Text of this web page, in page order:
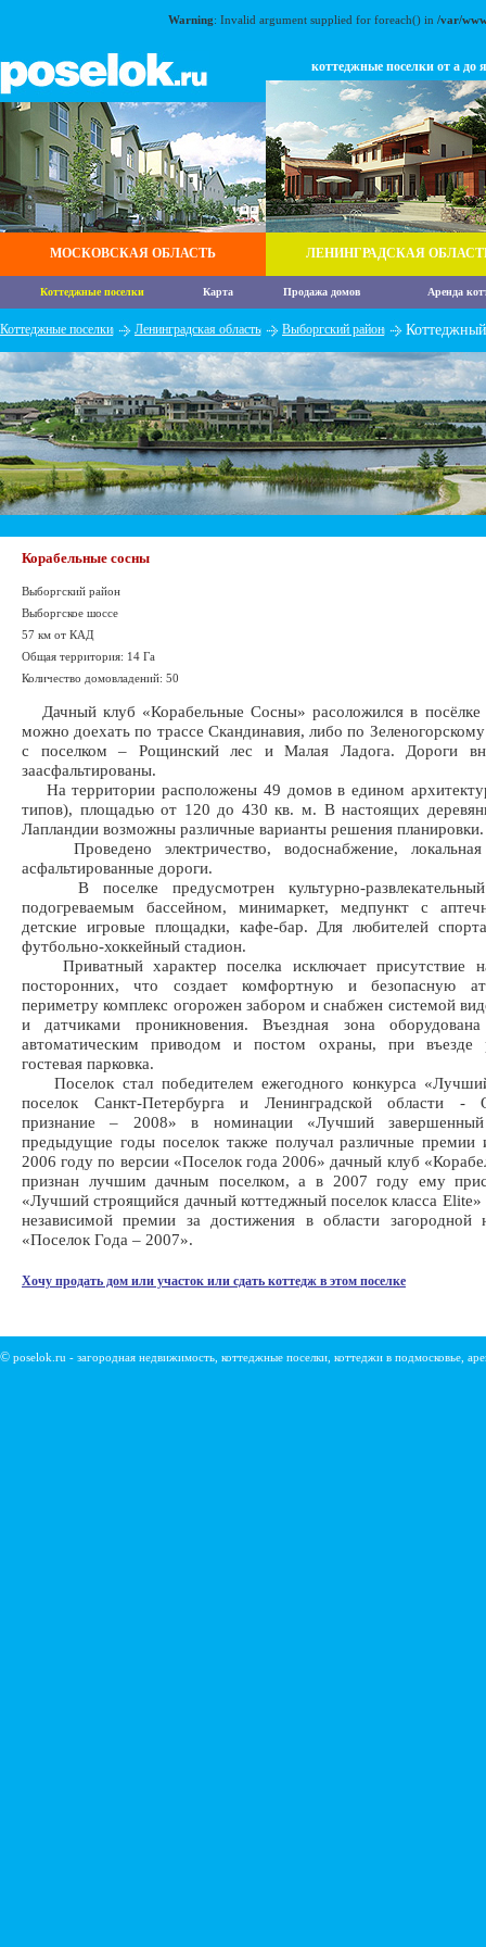
Warning: Invalid argument supplied for foreach() in /var/
МОСКОВСКАЯ ОБЛАСТЬ
коттеджные поселки от а до я
ЛЕНИНГРАДСКАЯ
Коттеджные поселки Карта Продажа домов Аренда
Коттеджные поселки Ленинградская область Выборгский район
Корабельные сосны
Выборгский район
Выборгское шоссе
57 км от КАД
Общая территория: 14 Га
Количество домовладений: 50
Дачный клуб «Корабельные Сосны» расоложился в
можно доехать по трассе Скандинавия, либо по
с поселком – Рощинский лес и Малая Ладога. Дороги
заасфальтированы.
На территории расположены 49 домов в едином
типов), площадью от 120 до 430 кв. м. В настоящих
Лапландии возможны различные варианты решения планировки.
Проведено электричество, водоснабжение, локальная
асфальтированные дороги.
В поселке предусмотрен культурно-
подогреваемым бассейном, минимаркет, медпункт с
детские игровые площадки, кафе-бар. Для любителей
футбольно-хоккейный стадион.
Приватный характер поселка исключает присутствие
посторонних, что создает комфортную и безопасную
периметру комплекс огорожен забором и снабжен системой
и датчиками проникновения. Въездная зона
автоматическим приводом и постом охраны, при въезде
гостевая парковка.
Поселок стал победителем ежегодного конкурса
поселок Санкт-Петербурга и Ленинградской области -
признание – 2008» в номинации «Лучший
предыдущие годы поселок также получал различные
2006 году по версии «Поселок года 2006» дачный клуб
признан лучшим дачным поселком, а в 2007 году ему
«Лучший строящийся дачный коттеджный поселок класса Elite»
независимой премии за достижения в области загородной
«Поселок Года – 2007».
Хочу продать дом или участок или сдать коттедж в этом поселке
© poselok.ru - загородная недвижимость, коттеджные поселки, коттеджи в подмосковье,